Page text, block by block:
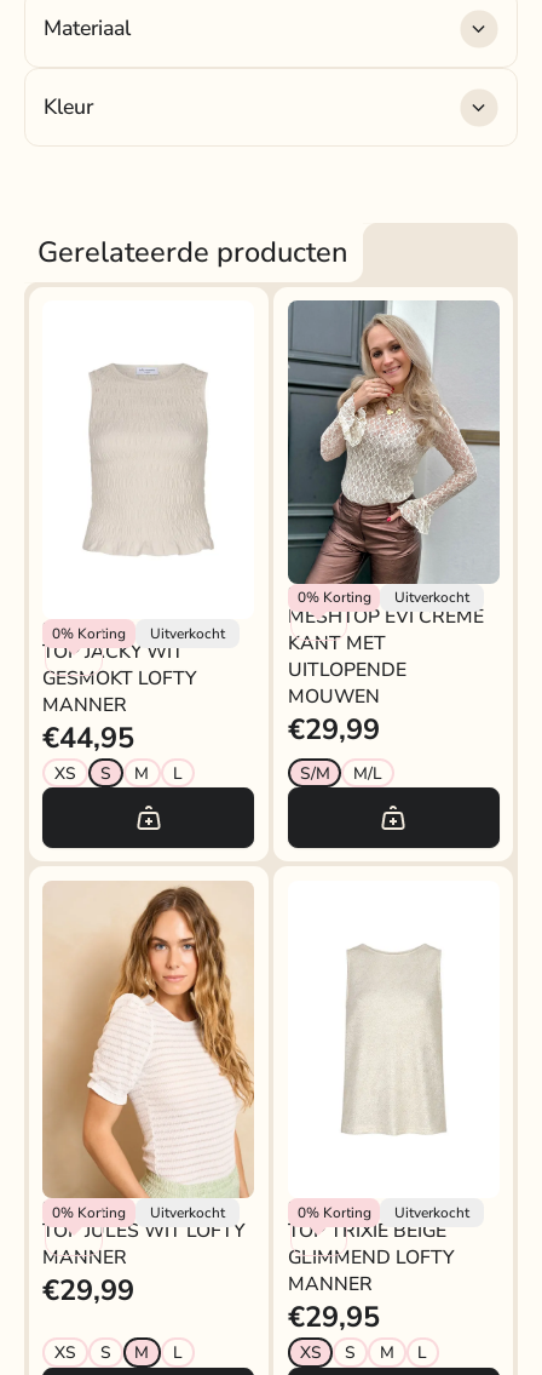
Materiaal
Kleur
Gerelateerde producten
0% Korting Uitverkocht
Lofty Manner
TOP JACKY WIT
GESMOKT LOFTY
MANNER
€44,95
XS S M L
0%Korting Uitverkocht
Rokjeklokje
MESHTOP EVI CREME
KANT MET
UITLOPENDE
MOUWEN
€29,99
S/M M/L
0% Korting Uitverkocht
Lofty Manner
TOP JULES WIT LOFTY
MANNER
€29,99
XS S M L
0%Korting Uitverkocht
Lofty Manner
TOP TRIXIE BEIGE
GLIMMEND LOFTY
MANNER
€29,95
XS S M L